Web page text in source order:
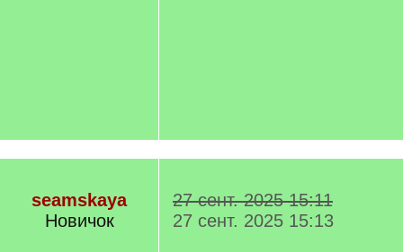
seamskaya
Новичок
27 сент. 2025 15:11
27 сент. 2025 15:13